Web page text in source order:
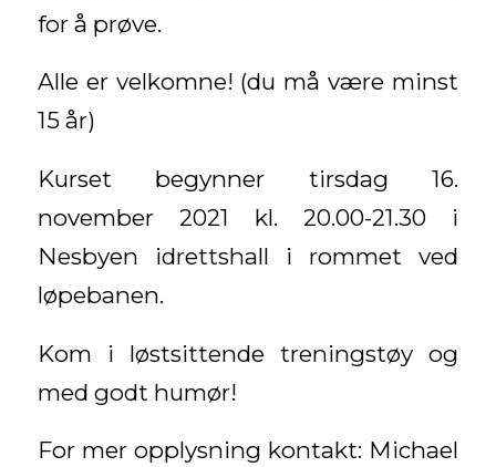
for å prøve.
Alle er velkomne! (du må være minst
15 år)
Kurset begynner tirsdag 16.
november 2021 kl. 20.00-21.30 i
Nesbyen idrettshall i rommet ved
løpebanen.
Kom i løstsittende treningstøy og
med godt humør!
For mer opplysning kontakt: Michael